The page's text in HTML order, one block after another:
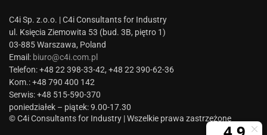
C4i Sp. z.o.o. | C4i Consultants for Industry
ul. Księcia Ziemowita 53 (bud. 3B, piętro 1)
03-885 Warszawa, Poland
Email: biuro@c4i.com.pl
Telefon: +48 22 398-33-42, +48 22 390-62-36
Kom.: +48 790 400 142
Serwis: +48 515-590-370
poniedziałek – piątek: 9.00-17.30
© C4i Consultants for Industry | Wszelkie prawa zastrzeżone